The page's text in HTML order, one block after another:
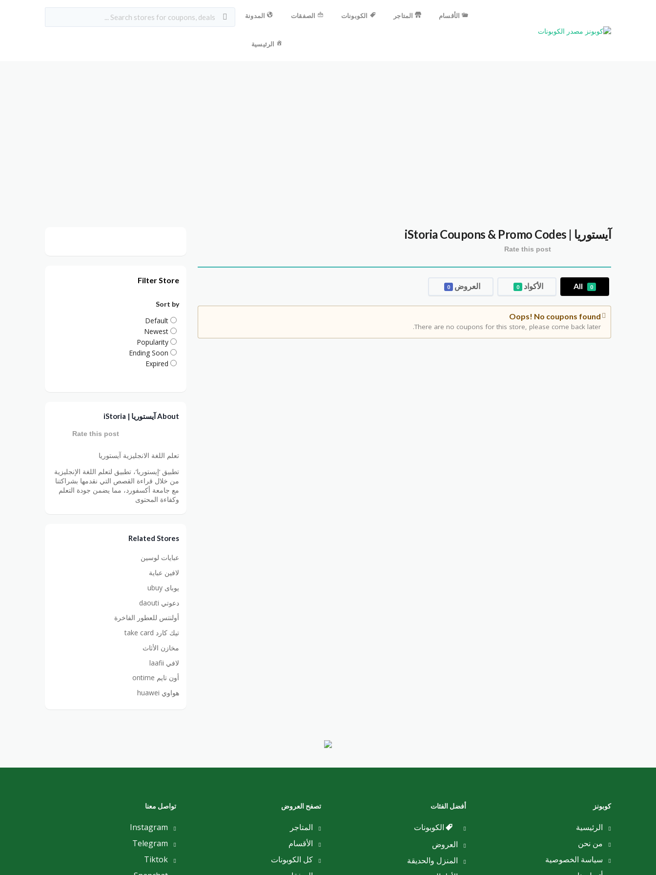
المدونة الصفقات الكوبونات المتاجر الأقسام
الرئيسية
آيستوريا | iStoria Coupons & Promo Codes
Rate this post
All 0 الأكواد 0 العروض 0
Oops! No coupons found
There are no coupons for this store, please come back later.
Filter Store
Sort by
Default
Newest
Popularity
Ending Soon
Expired
About آيستوريا | iStoria
Rate this post
تعلم اللغة الانجليزية آيستوريا
تطبيق ‘إيستوريا’، تطبيق لتعلم اللغة الإنجليزية
من خلال قراءة القصص التي نقدمها بشراكتنا
مع جامعة أكسفورد، مما يضمن جودة التعلم
وكفاءة المحتوى
Related Stores
عبايات لوسين
لافين عباية
يوباى ubuy
دعوتي daouti
أولنتس للعطور الفاخرة
تيك كارد take card
مخازن الأثاث
لافي laafii
أون تايم ontime
هواوي huawei
كوبونز
الرئيسية
من نحن
سياسة الخصوصية
أفضل الفئات
الكوبونات
العروض
المنزل والحديقة
تصفح العروض
المتاجر
الأقسام
كل الكوبونات
تواصل معنا
Instagram
Telegram
Tiktok